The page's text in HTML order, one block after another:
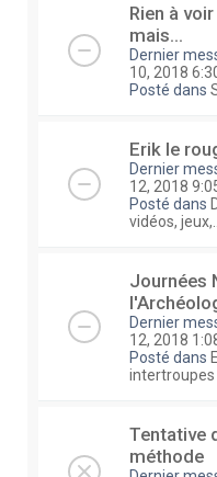
Rien à
mais...
Dernier
10, 2018
Posté dans
Erik le
Dernier
12, 2018
Posté dans
vidéos, jeux,...
Journées
Dernier
12, 2018
Posté dans
intertroupes
Tentative
méthode